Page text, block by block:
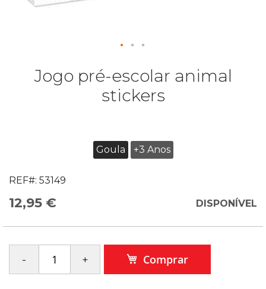
Jogo pré-escolar animal
stickers
Goula +3 Anos
REF#: 53149
12,95 € DISPONÍVEL
Comprar